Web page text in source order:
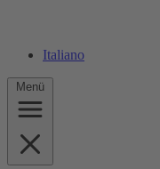
Italiano
Menü